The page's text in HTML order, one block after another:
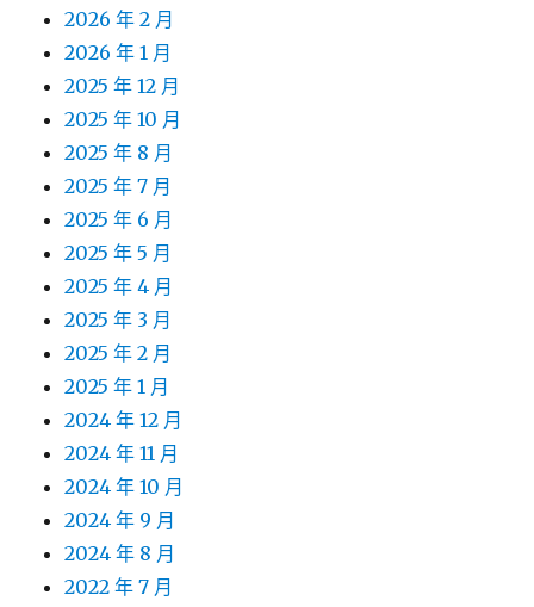
2026 年 2 月
2026 年 1 月
2025 年 12 月
2025 年 10 月
2025 年 8 月
2025 年 7 月
2025 年 6 月
2025 年 5 月
2025 年 4 月
2025 年 3 月
2025 年 2 月
2025 年 1 月
2024 年 12 月
2024 年 11 月
2024 年 10 月
2024 年 9 月
2024 年 8 月
2022 年 7 月